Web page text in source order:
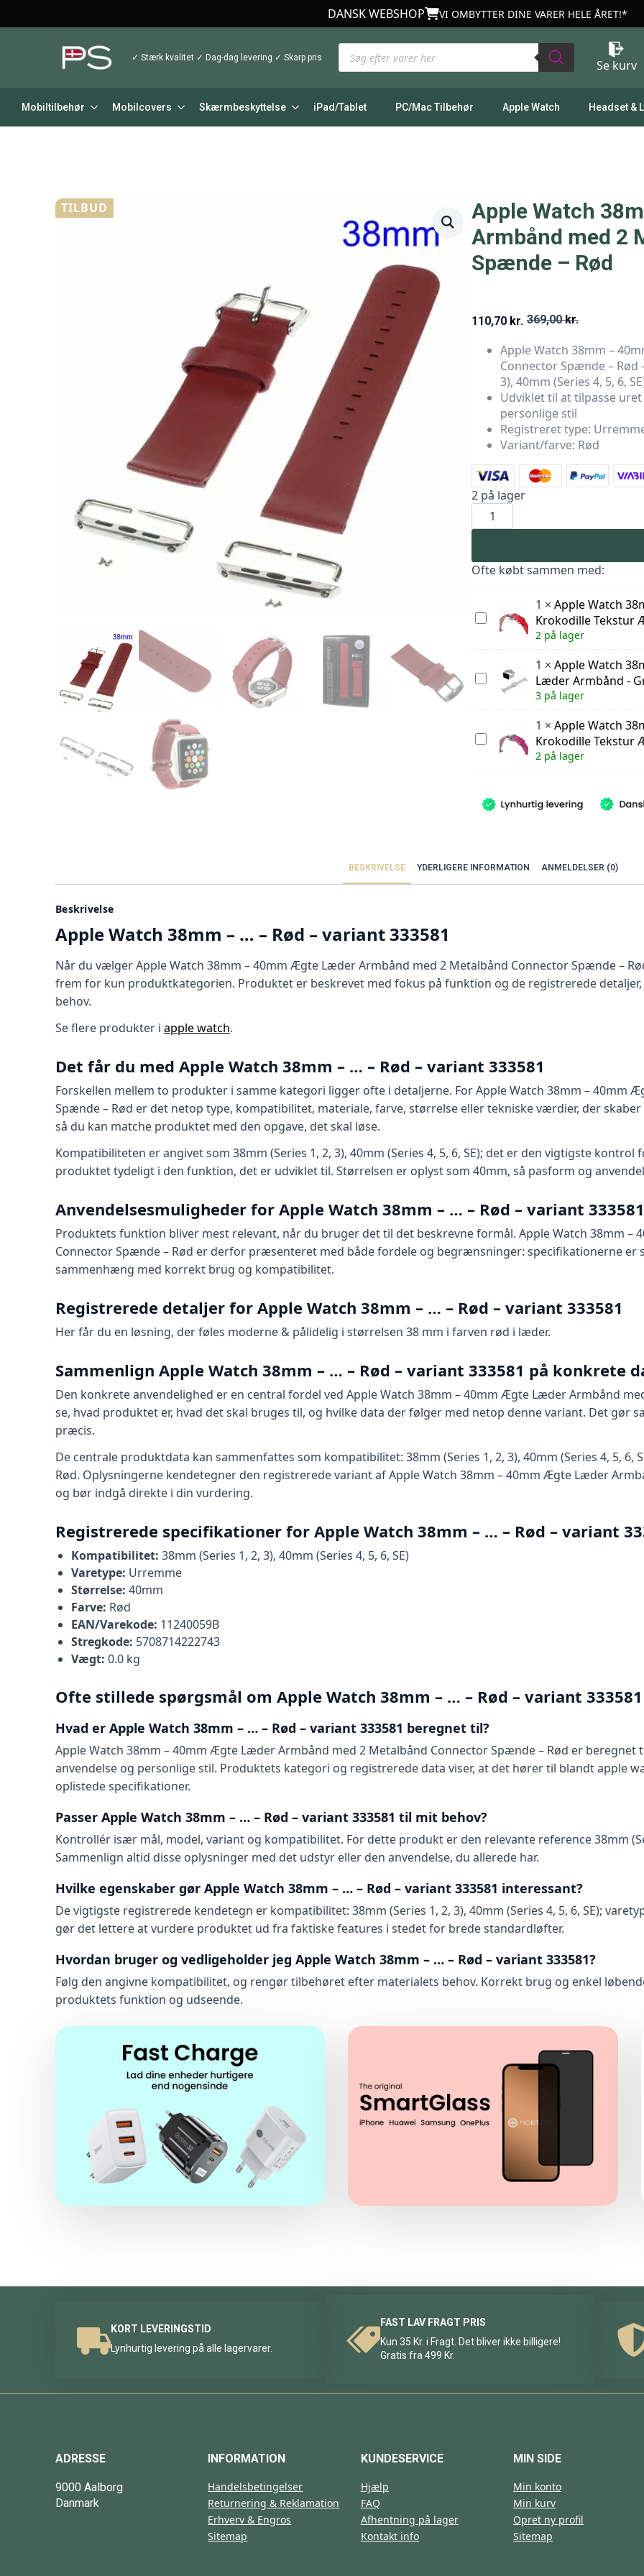
DANSK WEBSHOP VI OMBYTTER DINE VARER HELE ÅRET!*
✓ Stærk kvalitet ✓ Dag-dag levering ✓ Skarp pris
Products
search Se kurv
Mobiltilbehør Mobilcovers Skærmbeskyttelse iPad/Tablet PC/Mac Tilbehør Apple Watch Headset &
TILBUD
Apple Watch
Armbånd med 2
Spænde – Rød
369,00kr.
Den
oprindelige
pris
var:
369,00 kr..
110,70 kr.
Den
aktuelle
pris
er:
110,70 kr..
Apple Watch 38mm –
Connector Spænde – Rød
3), 40mm (Series 4, 5, 6,
Udviklet til at tilpasse
personlige stil
Registreret type:
Variant/farve: Rød
2 på lager
Apple
Watch
38mm
Ægte
Læder
Armbånd
2
Metalbånd
Connector
Spænde
Rød
antal
Ofte købt sammen med:
Apple
Watch
-
OATSBASF
Krokodille
Tekstur
Ægte
Armbånd
-
1 × Apple Watch
Krokodille Tekstur
2 på lager
Apple
Watch
-
Moderne
Ægte
Læder
Armbånd
1 × Apple Watch
Læder Armbånd -
3 på lager
Apple
Watch
-
OATSBASF
Krokodille
-
Lilla
1 × Apple Watch
Krokodille Tekstur
2 på lager
BESKRIVELSE YDERLIGERE INFORMATION ANMELDELSER (0)
Beskrivelse
Apple Watch 38mm – … – Rød – variant 333581
Når du vælger Apple Watch 38mm – 40mm Ægte Læder Armbånd med 2 Metalbånd Connector Spænde –
frem for kun produktkategorien. Produktet er beskrevet med fokus på funktion og de registrerede
behov.
Se flere produkter i apple watch.
Det får du med Apple Watch 38mm – … – Rød – variant 333581
Forskellen mellem to produkter i samme kategori ligger ofte i detaljerne. For Apple Watch 38mm – 40mm
Spænde – Rød er det netop type, kompatibilitet, materiale, farve, størrelse eller tekniske værdier, der
så du kan matche produktet med den opgave, det skal løse.
Kompatibiliteten er angivet som 38mm (Series 1, 2, 3), 40mm (Series 4, 5, 6, SE); det er den vigtigste
produktet tydeligt i den funktion, det er udviklet til. Størrelsen er oplyst som 40mm, så pasform og
Anvendelsesmuligheder for Apple Watch 38mm – … – Rød – variant 333581
Produktets funktion bliver mest relevant, når du bruger det til det beskrevne formål. Apple Watch 38mm
Connector Spænde – Rød er derfor præsenteret med både fordele og begrænsninger: specifikationerne er
sammenhæng med korrekt brug og kompatibilitet.
Registrerede detaljer for Apple Watch 38mm – … – Rød – variant 333581
Her får du en løsning, der føles moderne & pålidelig i størrelsen 38 mm i farven rød i læder.
Sammenlign Apple Watch 38mm – … – Rød – variant 333581 på konkrete
Den konkrete anvendelighed er en central fordel ved Apple Watch 38mm – 40mm Ægte Læder Armbånd
se, hvad produktet er, hvad det skal bruges til, og hvilke data der følger med netop denne variant. Det gør
præcis.
De centrale produktdata kan sammenfattes som kompatibilitet: 38mm (Series 1, 2, 3), 40mm (Series 4, 5, 6,
Rød. Oplysningerne kendetegner den registrerede variant af Apple Watch 38mm – 40mm Ægte Læder
og bør indgå direkte i din vurdering.
Registrerede specifikationer for Apple Watch 38mm – … – Rød – variant
Kompatibilitet: 38mm (Series 1, 2, 3), 40mm (Series 4, 5, 6, SE)
Varetype: Urremme
Størrelse: 40mm
Farve: Rød
EAN/Varekode: 11240059B
Stregkode: 5708714222743
Vægt: 0.0 kg
Ofte stillede spørgsmål om Apple Watch 38mm – … – Rød – variant 333581
Hvad er Apple Watch 38mm – … – Rød – variant 333581 beregnet til?
Apple Watch 38mm – 40mm Ægte Læder Armbånd med 2 Metalbånd Connector Spænde – Rød er
anvendelse og personlige stil. Produktets kategori og registrerede data viser, at det hører til blandt apple
oplistede specifikationer.
Passer Apple Watch 38mm – … – Rød – variant 333581 til mit behov?
Kontrollér især mål, model, variant og kompatibilitet. For dette produkt er den relevante reference 38mm
Sammenlign altid disse oplysninger med det udstyr eller den anvendelse, du allerede har.
Hvilke egenskaber gør Apple Watch 38mm – … – Rød – variant 333581 interessant?
De vigtigste registrerede kendetegn er kompatibilitet: 38mm (Series 1, 2, 3), 40mm (Series 4, 5, 6, SE);
gør det lettere at vurdere produktet ud fra faktiske features i stedet for brede standardløfter.
Hvordan bruger og vedligeholder jeg Apple Watch 38mm – … – Rød – variant 333581?
Følg den angivne kompatibilitet, og rengør tilbehøret efter materialets behov. Korrekt brug og enkel
produktets funktion og udseende.
KORT LEVERINGSTID
Lynhurtig levering på alle lagervarer.
FAST LAV FRAGT PRIS
Kun 35 Kr. i Fragt. Det bliver ikke billigere!
Gratis fra 499 Kr.
ADRESSE
9000 Aalborg
Danmark
INFORMATION
Handelsbetingelser
Returnering & Reklamation
Erhverv & Engros
Sitemap
KUNDESERVICE
Hjælp
FAQ
Afhentning på lager
Kontakt info
MIN SIDE
Min konto
Min kurv
Opret ny profil
Sitemap